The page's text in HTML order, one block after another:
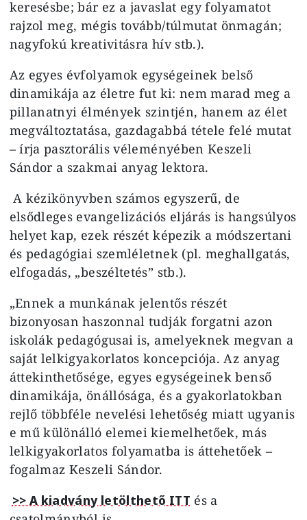
keresésbe; bár ez a javaslat egy folyamatot
rajzol meg, mégis tovább/túlmutat önmagán;
nagyfokú kreativitásra hív stb.).
Az egyes évfolyamok egységeinek belső
dinamikája az életre fut ki: nem marad meg a
pillanatnyi élmények szintjén, hanem az élet
megváltoztatása, gazdagabbá tétele felé mutat
– írja pasztorális véleményében Keszeli
Sándor a szakmai anyag lektora.
A kézikönyvben számos egyszerű, de
elsődleges evangelizációs eljárás is hangsúlyos
helyet kap, ezek részét képezik a módszertani
és pedagógiai szemléletnek (pl. meghallgatás,
elfogadás, „beszéltetés” stb.).
„Ennek a munkának jelentős részét
bizonyosan haszonnal tudják forgatni azon
iskolák pedagógusai is, amelyeknek megvan a
saját lelkigyakorlatos koncepciója. Az anyag
áttekinthetősége, egyes egységeinek benső
dinamikája, önállósága, és a gyakorlatokban
rejlő többféle nevelési lehetőség miatt ugyanis
e mű különálló elemei kiemelhetőek, más
lelkigyakorlatos folyamatba is áttehetőek –
fogalmaz Keszeli Sándor.
>> A kiadvány letölthető ITT és a